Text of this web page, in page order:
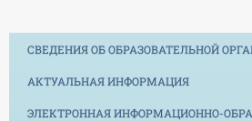
СВЕДЕНИЯ ОБ ОБРАЗОВАТЕЛЬНОЙ
АКТУАЛЬНАЯ ИНФОРМАЦИЯ
ЭЛЕКТРОННАЯ ИНФОРМАЦИОННО-